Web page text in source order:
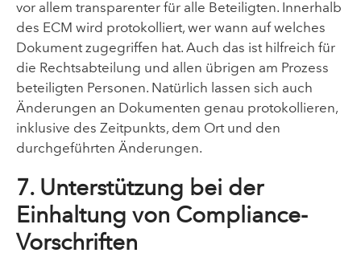
vor allem transparenter für alle Beteiligten. Innerhalb
des ECM wird protokolliert, wer wann auf welches
Dokument zugegriffen hat. Auch das ist hilfreich für
die Rechtsabteilung und allen übrigen am Prozess
beteiligten Personen. Natürlich lassen sich auch
Änderungen an Dokumenten genau protokollieren,
inklusive des Zeitpunkts, dem Ort und den
durchgeführten Änderungen.
7. Unterstützung bei der
Einhaltung von Compliance-
Vorschriften